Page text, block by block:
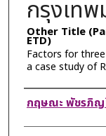
กรุงเท
Other Title
ETD)
Factors for
a case study of
Author
กฤษณะ พัชรภิ